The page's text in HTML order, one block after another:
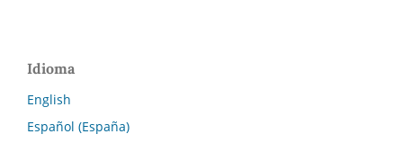
Idioma
English
Español (España)